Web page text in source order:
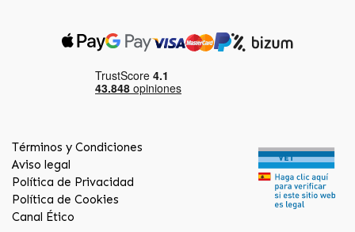
Términos y Condiciones
Aviso legal
Política de Privacidad
Política de Cookies
Canal Ético